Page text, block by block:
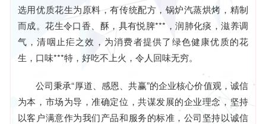
选用优质花生为原料，有传统配方，锅炉汽蒸烘烤，精制
而成。花生令口香、酥，具有悦脾***，润肺化痰，滋养调
气，清咽止疟之效，为消费者提供了绿色健康优质的花
生，口味***特，好吃不上火，令人回味无穷。
公司秉承“厚道、感恩、共赢”的企业核心价值观，诚信
为本，市场为导，准确定位，共谋发展的企业理念，坚持
以客户满意作为我们产品和服务的标准，公司坚持以诚信